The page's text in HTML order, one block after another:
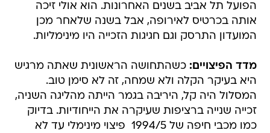
הפועל תל אביב בשנים האחרונות. הוא אולי זיכה
אותה בכרטיס לאירופה, אבל בשנה שלאחר מכן
המועדון התרסק וגם חגיגות הזכייה היו מינימליות.
מדד הפיצויים: כשהתחושה הראשונית שאתה מרגיש
היא בעיקר הקלה ולא שמחה, זה לא סימן טוב.
המסלול היה קל, היריבה בגמר הייתה מהליגה השניה,
זכייה שנייה ברציפות שעיקרה את הייחודיות. בדיוק
כמו מכבי חיפה של 1994/5  פיצוי מינימלי עד לא